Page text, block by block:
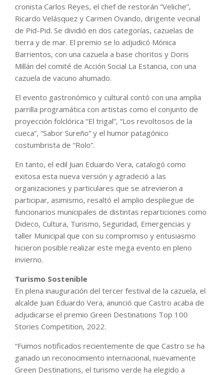
cronista Carlos Reyes, el chef de restorán “Veliche”,
Ricardo Velásquez y Carmen Ovando, dirigente vecinal
de Pid-Pid. Se dividió en dos categorías, cazuelas de
tierra y de mar. El premio se lo adjudicó Mónica
Barrientos, con una cazuela a base choritos y Doris
Millán del comité de Acción Social La Estancia, con una
cazuela de vacuno ahumado.
El evento gastronómico y cultural contó con una amplia
parrilla programática con artistas como el conjunto de
proyección folclórica “El trigal”, “Los revoltosos de la
cueca”, “Sabor Sureño” y el humor patagónico
costumbrista de “Rolo”.
En tanto, el edil Juan Eduardo Vera, catalogó como
exitosa esta nueva versión y agradeció a las
organizaciones y particulares que se atrevieron a
participar, asimismo, resaltó el amplio despliegue de
funcionarios municipales de distintas reparticiones como
Dideco, Cultura, Turismo, Seguridad, Emergencias y
taller Municipal que con su compromiso y entusiasmo
hicieron posible realizar este mega evento en pleno
invierno.
Turismo Sostenible
En plena inauguración del tercer festival de la cazuela, el
alcalde Juan Eduardo Vera, anunció que Castro acaba de
adjudicarse el premio Green Destinations Top 100
Stories Competition, 2022.
“Fuimos notificados recientemente de que Castro se ha
ganado un reconocimiento internacional, nuevamente
Green Destinations, el turismo verde ha elegido a